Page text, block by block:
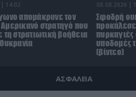
14:02
απομάκρυνε τον
στρατηγό που
τη στρατιωτική βοήθεια
08.08.2026 |
Σφοδρή
πυρκαγιές
υποδομές
(βίντεο)
ΑΣΦΑΛΕΙΑ